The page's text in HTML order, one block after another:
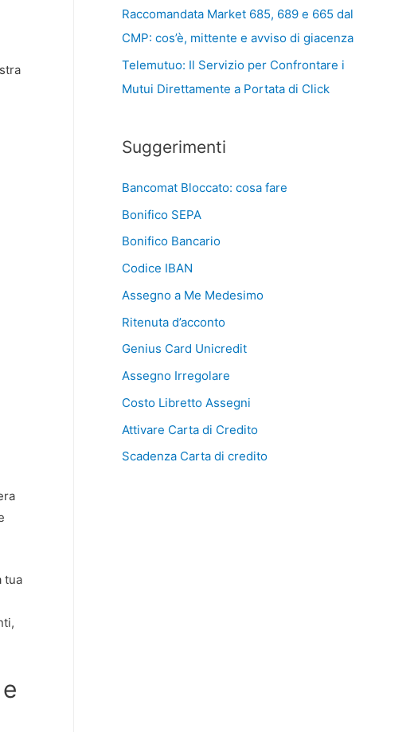
tua
Raccomandata Market 685, 689 e 665 dal
CMP: cos’è, mittente e avviso di giacenza
Telemutuo: Il Servizio per Confrontare i
Mutui Direttamente a Portata di Click
Suggerimenti
Bancomat Bloccato: cosa fare
Bonifico SEPA
Bonifico Bancario
Codice IBAN
Assegno a Me Medesimo
Ritenuta d’acconto
Genius Card Unicredit
Assegno Irregolare
Costo Libretto Assegni
Attivare Carta di Credito
Scadenza Carta di credito